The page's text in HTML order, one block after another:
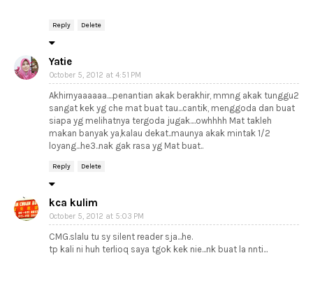
Reply Delete
Yatie
October 5, 2012 at 4:51 PM
Akhirnyaaaaaa....penantian akak berakhir, mmng akak tunggu2
sangat kek yg che mat buat tau...cantik, menggoda dan buat
siapa yg melihatnya tergoda jugak....owhhhh Mat takleh
makan banyak ya,kalau dekat..maunya akak mintak 1/2
loyang...he3..nak gak rasa yg Mat buat..
Reply Delete
kca kulim
October 5, 2012 at 5:03 PM
CMG.slalu tu sy silent reader sja...he.
tp kali ni huh terlioq saya tgok kek nie...nk buat la nnti...